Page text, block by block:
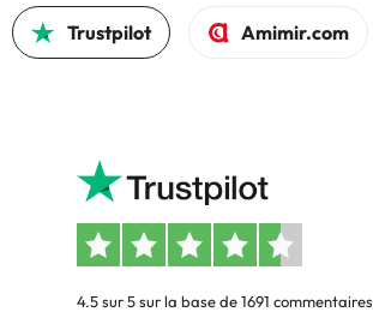
Trustpilot Amimir.com
4.5 sur 5 sur la base de 1691 commentaires